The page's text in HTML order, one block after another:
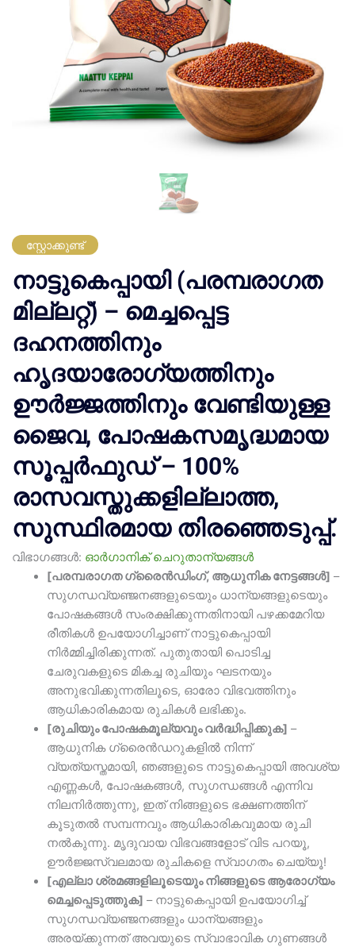
സ്റ്റോക്കുണ്ട്
നാട്ടുകെപ്പായി (പരമ്പരാഗത
മില്ലറ്റ്) – മെച്ചപ്പെട്ട
ദഹനത്തിനും
ഹൃദയാരോഗ്യത്തിനും
ഊർജ്ജത്തിനും വേണ്ടിയുള്ള
ജൈവ, പോഷകസമൃദ്ധമായ
സൂപ്പർഫുഡ് – 100%
രാസവസ്തുക്കളില്ലാത്ത,
സുസ്ഥിരമായ തിരഞ്ഞെടുപ്പ്.
വിഭാഗങ്ങൾ: ഓർഗാനിക് ചെറുതാന്യങ്ങൾ
[പരമ്പരാഗത ഗ്രൈൻഡിംഗ്, ആധുനിക നേട്ടങ്ങൾ] –
സുഗന്ധവ്യഞ്ജനങ്ങളുടെയും ധാന്യങ്ങളുടെയും
പോഷകങ്ങൾ സംരക്ഷിക്കുന്നതിനായി പഴക്കമേറിയ
രീതികൾ ഉപയോഗിച്ചാണ് നാട്ടുകെപ്പായി
നിർമ്മിച്ചിരിക്കുന്നത്. പുതുതായി പൊടിച്ച
ചേരുവകളുടെ മികച്ച രുചിയും ഘടനയും
അനുഭവിക്കുന്നതിലൂടെ, ഓരോ വിഭവത്തിനും
ആധികാരികമായ രുചികൾ ലഭിക്കും.
[രുചിയും പോഷകമൂല്യവും വർദ്ധിപ്പിക്കുക] –
ആധുനിക ഗ്രൈൻഡറുകളിൽ നിന്ന്
വ്യത്യസ്തമായി, ഞങ്ങളുടെ നാട്ടുകെപ്പായി അവശ്യ
എണ്ണകൾ, പോഷകങ്ങൾ, സുഗന്ധങ്ങൾ എന്നിവ
നിലനിർത്തുന്നു, ഇത് നിങ്ങളുടെ ഭക്ഷണത്തിന്
കൂടുതൽ സമ്പന്നവും ആധികാരികവുമായ രുചി
നൽകുന്നു. മൃദുവായ വിഭവങ്ങളോട് വിട പറയൂ,
ഊർജ്ജസ്വലമായ രുചികളെ സ്വാഗതം ചെയ്യൂ!
[എല്ലാ ശ്രമങ്ങളിലൂടെയും നിങ്ങളുടെ ആരോഗ്യം
മെച്ചപ്പെടുത്തുക] – നാട്ടുകെപ്പായി ഉപയോഗിച്ച്
സുഗന്ധവ്യഞ്ജനങ്ങളും ധാന്യങ്ങളും
അരയ്ക്കുന്നത് അവയുടെ സ്വാഭാവിക ഗുണങ്ങൾ